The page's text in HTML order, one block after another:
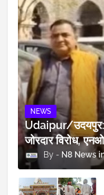
NEWS
Udaipur/उदयपुर:
जोरदार विरोध,
N8 News